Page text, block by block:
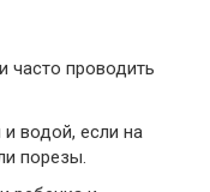
часто проводить
водой, если на
порезы.